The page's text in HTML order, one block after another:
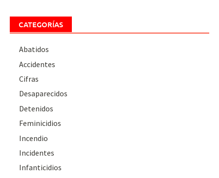
CATEGORÍAS
Abatidos
Accidentes
Cifras
Desaparecidos
Detenidos
Feminicidios
Incendio
Incidentes
Infanticidios